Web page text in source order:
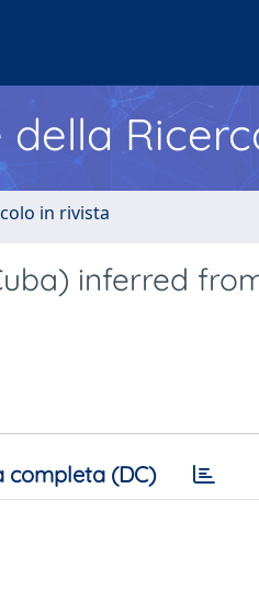
in rivista
inferred
completa (DC)